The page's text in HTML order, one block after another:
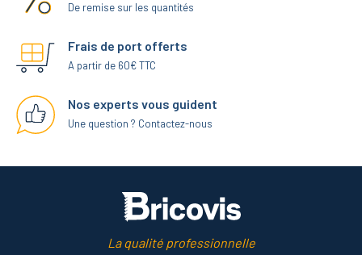
De remise sur les quantités
Frais de port offerts
A partir de 60€ TTC
Nos experts vous guident
Une question ? Contactez-nous
La qualité professionnelle